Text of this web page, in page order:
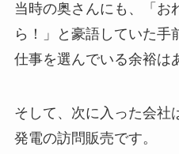
当時の奥さんにも、「お
ら！」と豪語していた手
仕事を選んでいる余裕は
そして、次に入った会社
発電の訪問販売です。